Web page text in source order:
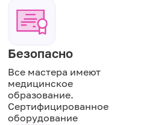
Безопасно
Все мастера имеют
медицинское
образование.
Сертифицированное
оборудование